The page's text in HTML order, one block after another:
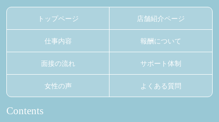
トップページ 店舗紹介ページ
仕事内容 報酬について
面接の流れ サポート体制
女性の声 よくある質問
Contents